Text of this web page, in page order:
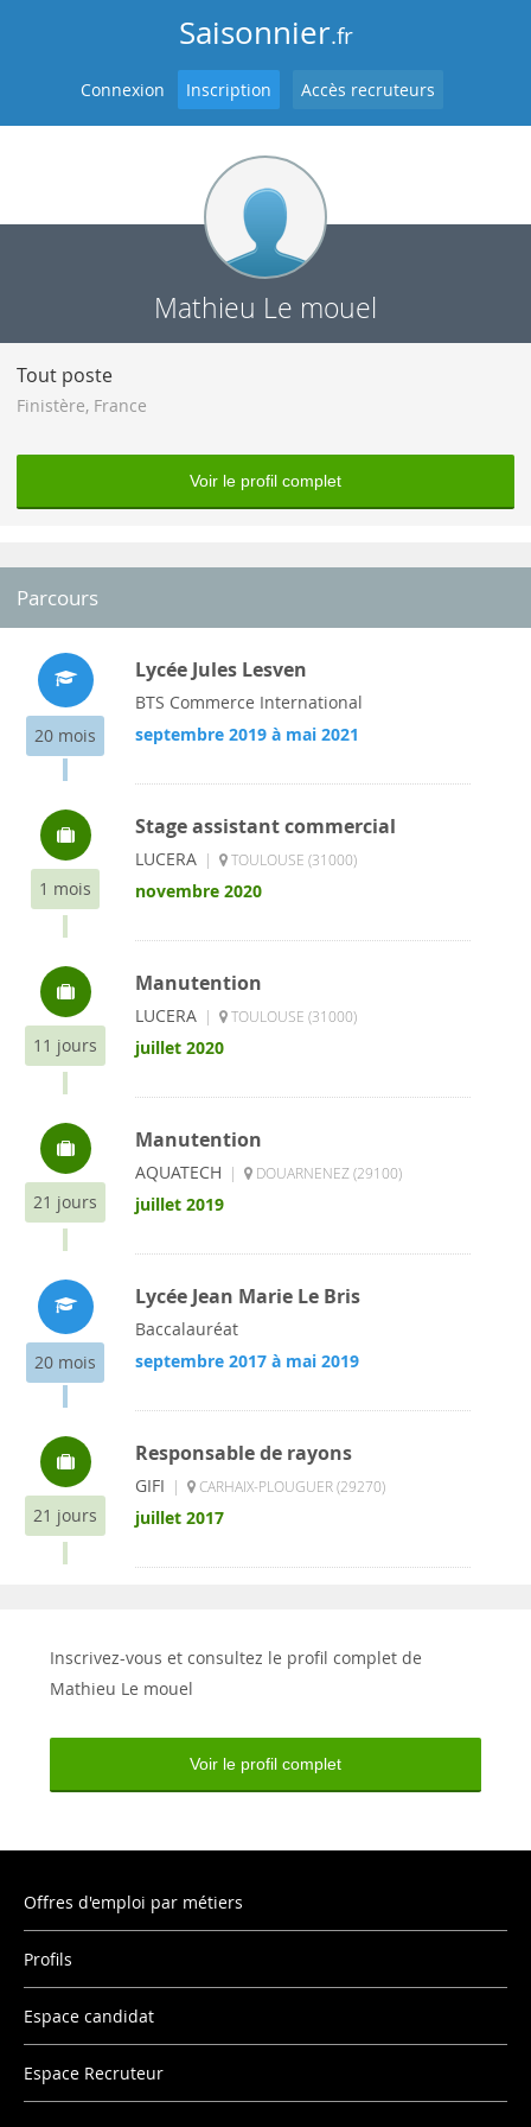
Saisonnier.fr
Connexion Inscription Accès recruteurs
Mathieu Le mouel
Tout poste
Finistère, France
Voir le profil complet
Parcours
20 mois
Lycée Jules Lesven
BTS Commerce International
septembre 2019 à mai 2021
1 mois
Stage assistant commercial
LUCERA | TOULOUSE (31000)
novembre 2020
11 jours
Manutention
LUCERA | TOULOUSE (31000)
juillet 2020
21 jours
Manutention
AQUATECH | DOUARNENEZ (29100)
juillet 2019
20 mois
Lycée Jean Marie Le Bris
Baccalauréat
septembre 2017 à mai 2019
21 jours
Responsable de rayons
GIFI | CARHAIX-PLOUGUER (29270)
juillet 2017
Inscrivez-vous et consultez le profil complet de
Mathieu Le mouel
Voir le profil complet
Offres d'emploi par métiers
Profils
Espace candidat
Espace Recruteur